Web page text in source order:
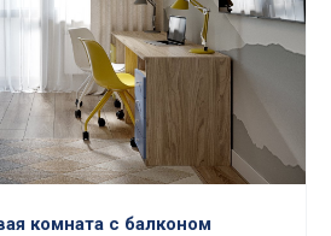
комната с балконом